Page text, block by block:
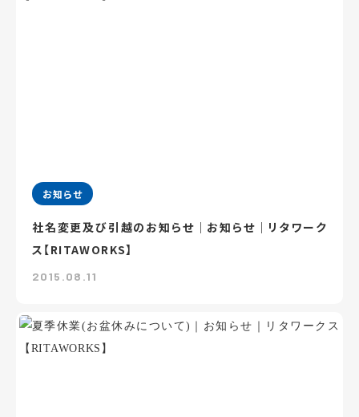
お知らせ
社名変更及び引越のお知らせ｜お知らせ｜リタワーク
ス【RITAWORKS】
2015.08.11